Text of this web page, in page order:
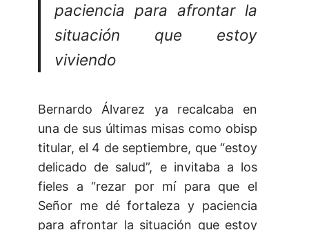
paciencia para afrontar la
situación que estoy
viviendo
Bernardo Álvarez ya recalcaba en
una de sus últimas misas como obisp
titular, el 4 de septiembre, que “estoy
delicado de salud”, e invitaba a los
fieles a “rezar por mí para que el
Señor me dé fortaleza y paciencia
para afrontar la situación que estoy